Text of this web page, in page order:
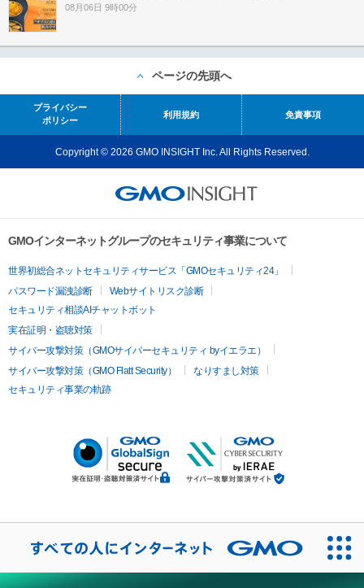
08月06日 9時00分
ページの先頭へ
プライバシー
ポリシー
利用規約 免責事項
Copyright © 2026 GMO INSIGHT Inc. All Rights Reserved.
GMOインターネットグループのセキュリティ事業について
世界初総合ネットセキュリティサービス「GMOセキュリティ24」
パスワード漏洩診断
Webサイトリスク診断
セキュリティ相談AIチャットボット
実在証明・盗聴対策
サイバー攻撃対策（GMOサイバーセキュリティ byイエラエ）
サイバー攻撃対策（GMO Flatt Security）
なりすまし対策
セキュリティ事業の軌跡